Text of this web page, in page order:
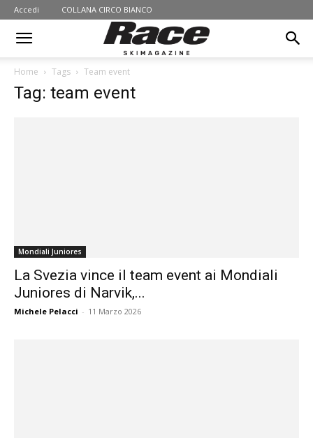
Accedi COLLANA CIRCO BIANCO
Home Tags Team event
Tag: team event
Mondiali Juniores
La Svezia vince il team event ai Mondiali
Juniores di Narvik,...
Michele Pelacci - 11 Marzo 2026